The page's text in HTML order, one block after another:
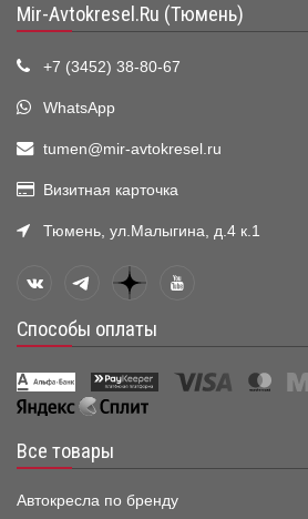
Mir-Avtokresel.Ru (Тюмень)
+7 (3452) 38-80-67
WhatsApp
tumen@mir-avtokresel.ru
Визитная карточка
Тюмень, ул.Малыгина, д.4 к.1
Способы оплаты
Все товары
Автокресла по бренду